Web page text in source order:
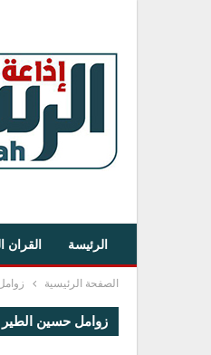
الرئيسة القران
الصفحة الرئيسية
زوامل حسين الطير